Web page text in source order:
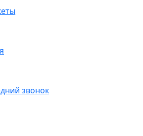
звонок